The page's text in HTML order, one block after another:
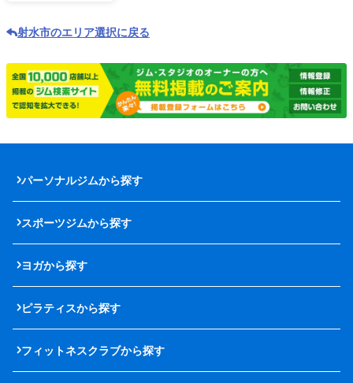
射水市のエリア選択に戻る
パーソナルジムから探す
スポーツジムから探す
ヨガから探す
ピラティスから探す
フィットネスクラブから探す